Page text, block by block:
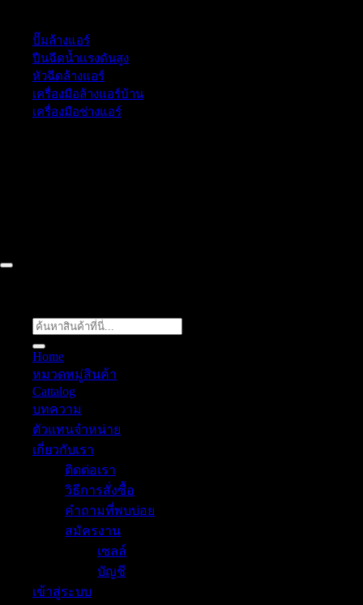
ปั๊มล้างแอร์
ปืนฉีดน้ำเเรงดันสูง
หัวฉีดล้างแอร์
เครื่องมือล้างแอร์บ้าน
เครื่องมือช่างแอร์
Home
หมวดหมู่สินค้า
Cattalog
บทความ
ตัวแทนจำหน่าย
เกี่ยวกับเรา
ติดต่อเรา
วิธีการสั่งซื้อ
คำถามที่พบบ่อย
สมัครงาน
เซลล์
บัญชี
เข้าสู่ระบบ